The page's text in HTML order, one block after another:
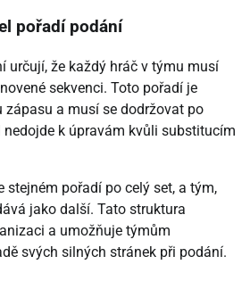
pořadí podání
určují, že každý hráč v týmu musí
sekvenci. Toto pořadí je
zápasu a musí se dodržovat po
nedojde k úpravám kvůli substitucím
stejném pořadí po celý set, a tým,
jako další. Tato struktura
a umožňuje týmům
svých silných stránek při podání.